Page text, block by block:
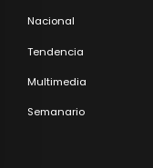
Nacional
Tendencia
Multimedia
Semanario